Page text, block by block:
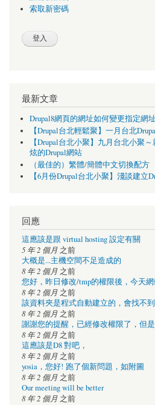
索取新密碼
最新文章
Drupal8網頁的網址如何變更指定網
【Drupal台北輕鬆聚】一月台北
【Drupal台北小聚】九月台北小聚
炫的Drupal網站
（最佳的）繁體/簡體中文切換配方
【6月份Drupal台北小聚】淺談建立
回應
這應該是跟 virtual hosting 設定有關
5 年 2 個月 之前
大概是...主機空間不足造成的
8 年 2 個月 之前
您好，昨日修改/tmp的權限後，今天
8 年 2 個月 之前
該資料夾是程式自動建立的，會找不
8 年 2 個月 之前
謝謝您的提醒，已經修改權限了，但
8 年 2 個月 之前
這應該是D8 對吧，
8 年 2 個月 之前
yosia，您好! 跑了個新問題，如附圖
8 年 2 個月 之前
Our meeting will be better
8 年 2 個月 之前